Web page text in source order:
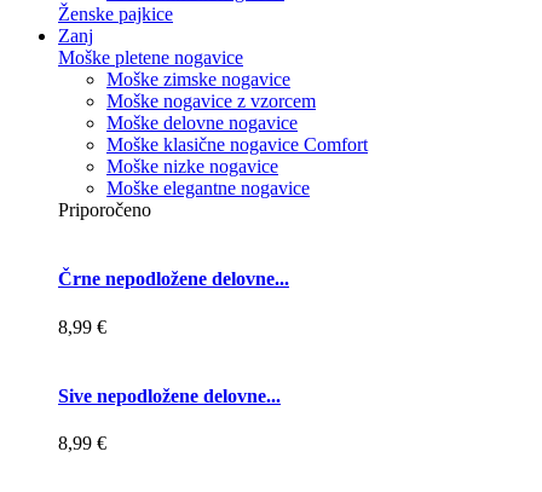
Ženske pajkice
Zanj
Moške pletene nogavice
Moške zimske nogavice
Moške nogavice z vzorcem
Moške delovne nogavice
Moške klasične nogavice Comfort
Moške nizke nogavice
Moške elegantne nogavice
Priporočeno
Črne nepodložene delovne...
8,99 €
Sive nepodložene delovne...
8,99 €